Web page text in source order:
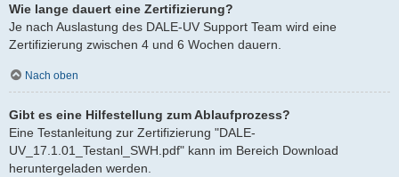
Wie lange dauert eine Zertifizierung?
Je nach Auslastung des DALE-UV Support Team wird eine
Zertifizierung zwischen 4 und 6 Wochen dauern.
Nach oben
Gibt es eine Hilfestellung zum Ablaufprozess?
Eine Testanleitung zur Zertifizierung "DALE-
UV_17.1.01_Testanl_SWH.pdf" kann im Bereich Download
heruntergeladen werden.